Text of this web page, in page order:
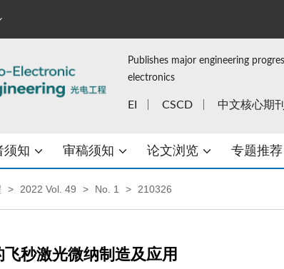
Publishes major engineering
electronics
EI CSCD 中文核心期刊
须知 审稿须知 论文浏览 专题推荐
2022 Vol. 49 No. 1 210326
秒激光微纳制造及应用